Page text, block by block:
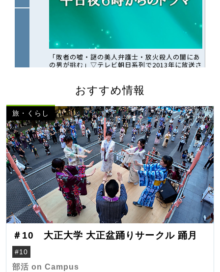
おすすめ情報
旅・くらし
＃10 大正大学 大正盆踊りサークル 踊月
#10
部活 on Campus